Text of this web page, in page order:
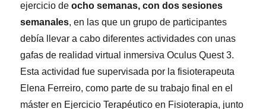
ejercicio deocho semanas, con dos sesiones
semanales, en las que un grupo de participantes
debía llevar a cabo diferentes actividades con unas
gafas de realidad virtual inmersiva Oculus Quest 3.
Esta actividad fue supervisada por la fisioterapeuta
Elena Ferreiro, como parte de su trabajo final en el
máster en Ejercicio Terapéutico en Fisioterapia, junto